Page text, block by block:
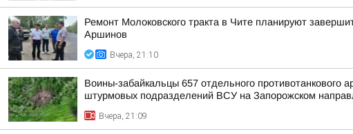
Ремонт Молоковского тракта в Чите планируют
Аршинов
Вчера, 21:10
Воины-забайкальцы 657 отдельного противотанкового
штурмовых подразделений ВСУ на Запорожском
Вчера, 21:09